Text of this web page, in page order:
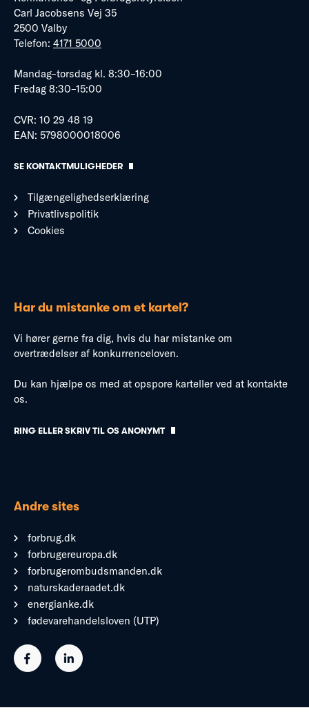
Carl Jacobsens Vej 35
2500 Valby
Telefon: 4171 5000
Mandag–torsdag kl. 8:30–16:00
Fredag 8:30–15:00
CVR: 10 29 48 19
EAN: 5798000018006
SE KONTAKTMULIGHEDER
Tilgængelighedserklæring
Privatlivspolitik
Cookies
Har du mistanke om et kartel?
Vi hører gerne fra dig, hvis du har mistanke om
overtrædelser af konkurrenceloven.
Du kan hjælpe os med at opspore karteller ved at kontakte
os.
RING ELLER SKRIV TIL OS ANONYMT
Andre sites
forbrug.dk
forbrugereuropa.dk
forbrugerombudsmanden.dk
naturskaderaadet.dk
energianke.dk
fødevarehandelsloven (UTP)